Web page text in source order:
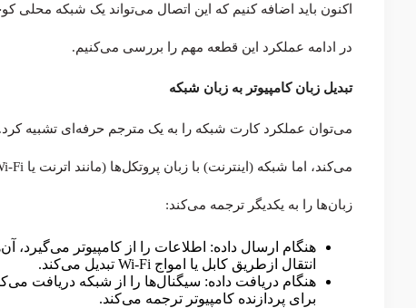
در ادامه عملکرد این قطعه مهم را بررسی می‌کنیم.
تبدیل زبان کامپیوتر به زبان شبکه
می‌توان عملکرد کارت شبکه را به یک مترجم حرفه‌ای تشبیه
زبان‌ها را به یکدیگر ترجمه می‌کند:
هنگام ارسال داده: اطلاعات را از کامپیوتر
انتقال ازطریق کابل یا امواج Wi-Fi تبدیل می‌کند.
هنگام دریافت داده: سیگنال‌ها را از شبکه دریافت
برای پردازنده کامپیوتر ترجمه می‌کند.